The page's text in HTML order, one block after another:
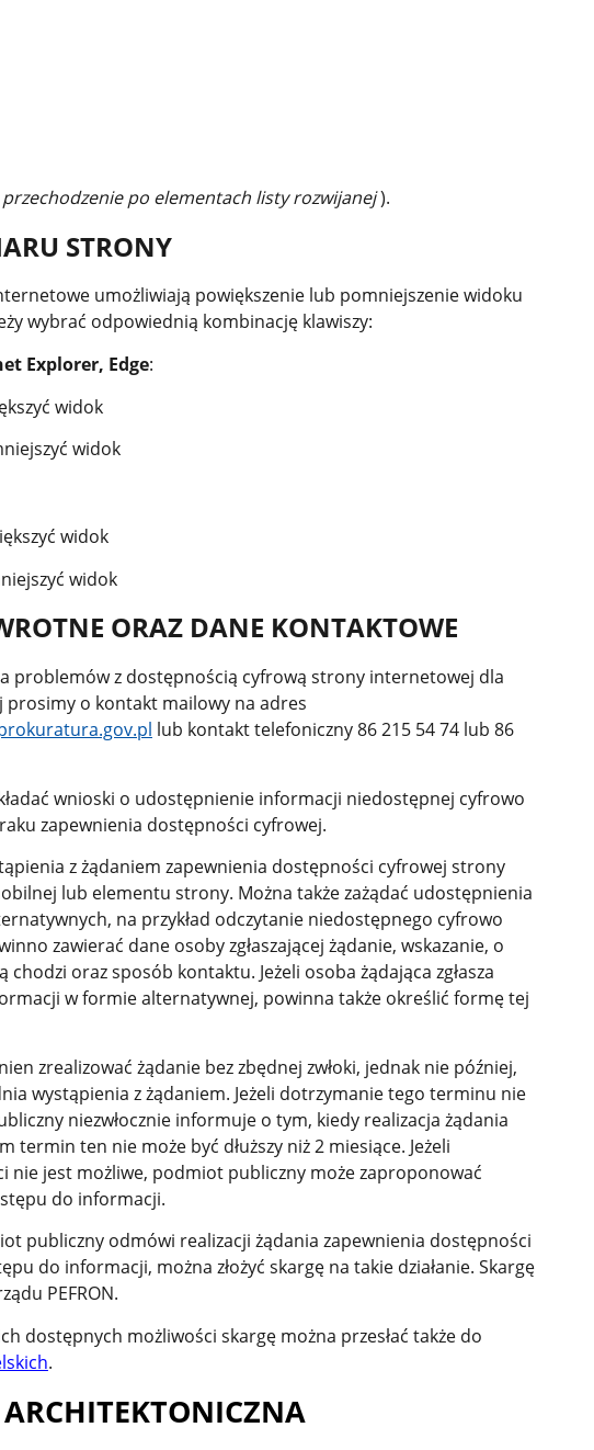
przechodzenie po elementach listy rozwijanej).
STRONY
umożliwiają powiększenie lub pomniejszenie widoku
wybrać odpowiednią kombinację klawiszy:
Explorer, Edge:
widok
widok
widok
widok
ORAZ DANE KONTAKTOWE
problemów z dostępnością cyfrową strony internetowej dla
prosimy o kontakt mailowy na adres
lub kontakt telefoniczny 86 215 54 74 lub 86
wnioski o udostępnienie informacji niedostępnej cyfrowo
zapewnienia dostępności cyfrowej.
z żądaniem zapewnienia dostępności cyfrowej strony
lub elementu strony. Można także zażądać udostępnienia
na przykład odczytanie niedostępnego cyfrowo
zawierać dane osoby zgłaszającej żądanie, wskazanie, o
oraz sposób kontaktu. Jeżeli osoba żądająca zgłasza
w formie alternatywnej, powinna także określić formę tej
zrealizować żądanie bez zbędnej zwłoki, jednak nie później,
wystąpienia z żądaniem. Jeżeli dotrzymanie tego terminu nie
niezwłocznie informuje o tym, kiedy realizacja żądania
termin ten nie może być dłuższy niż 2 miesiące. Jeżeli
nie jest możliwe, podmiot publiczny może zaproponować
do informacji.
publiczny odmówi realizacji żądania zapewnienia dostępności
do informacji, można złożyć skargę na takie działanie. Skargę
PEFRON.
dostępnych możliwości skargę można przesłać także do
.
ARCHITEKTONICZNA